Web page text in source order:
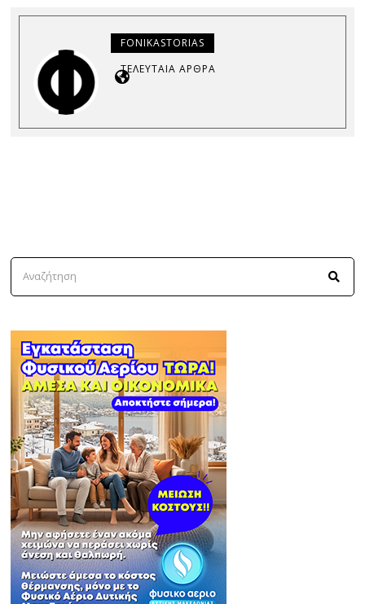
FONIKASTORIAS
ΤΕΛΕΥΤΑΊΑ ΆΡΘΡΑ